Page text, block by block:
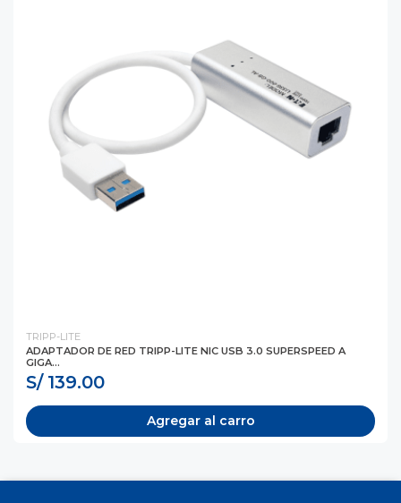
TRIPP-LITE
ADAPTADOR DE RED TRIPP-LITE NIC USB 3.0 SUPERSPEED A
GIGA...
S/ 139.00
Agregar al carro